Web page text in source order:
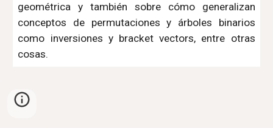
geométrica y también sobre cómo generalizan
conceptos de permutaciones y árboles binarios
como inversiones y bracket vectors, entre otras
cosas.